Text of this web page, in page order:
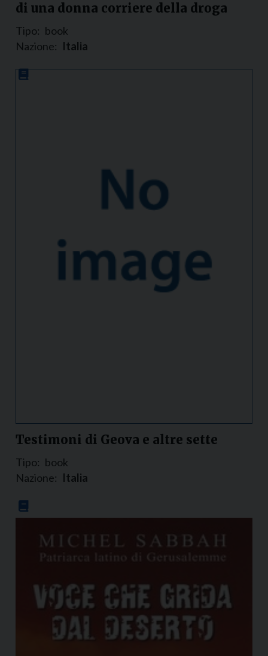
di una donna corriere della droga
Tipo: book
Nazione: Italia
Testimoni di Geova e altre sette
Tipo: book
Nazione: Italia